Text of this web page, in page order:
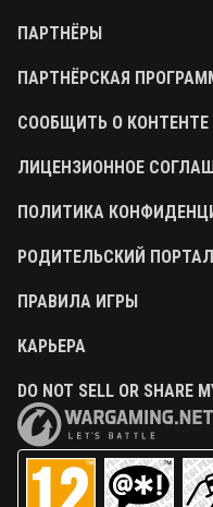
ПАРТНЁРЫ
ПАРТНЁРСКАЯ
СООБЩИТЬ О
ЛИЦЕНЗИОННОЕ
ПОЛИТИКА
РОДИТЕЛЬСКИЙ ПОРТАЛ
ПРАВИЛА ИГРЫ
КАРЬЕРА
DO NOT SELL OR SHARE